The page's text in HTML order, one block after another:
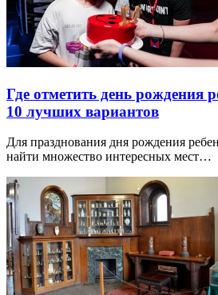
Где отметить день рождения
10 лучших вариантов
Для празднования дня рождения
найти множество интересных мест…